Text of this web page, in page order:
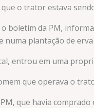
o trator estava
boletim da PM,
numa plantação de
entrou em uma
que operava o
que havia